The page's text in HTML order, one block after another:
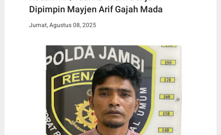
Dipimpin Mayjen Arif Gajah Mada
Jumat, Agustus 08, 2025